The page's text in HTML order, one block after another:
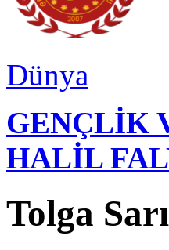
Dünya
GENÇLİK
HALİL
Tolga